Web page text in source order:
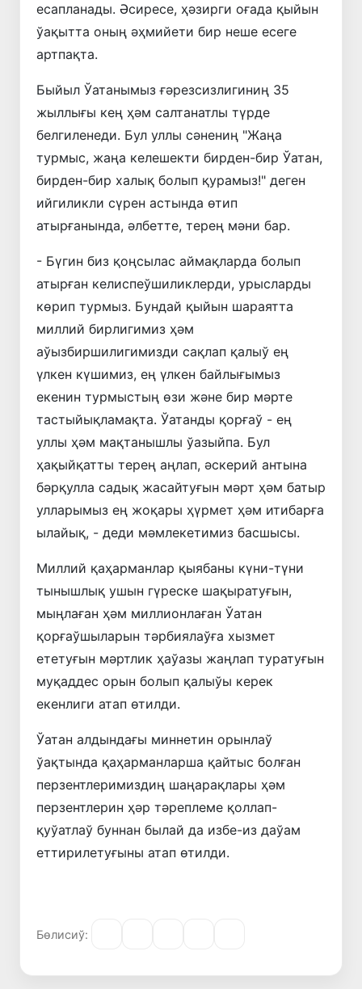
есапланады. Әсиресе, ҳәзирги оғада қыйын
ўақытта оның әҳмийети бир неше есеге
артпақта.
Быйыл Ўатанымыз ғәрезсизлигиниң 35
жыллығы кең ҳәм салтанатлы түрде
белгиленеди. Бул уллы сәнениң "Жаңа
турмыс, жаңа келешекти бирден-бир Ўатан,
бирден-бир халық болып қурамыз!" деген
ийгиликли сүрен астында өтип
атырғанында, әлбетте, терең мәни бар.
- Бүгин биз қоңсылас аймақларда болып
атырған келиспеўшиликлерди, урысларды
көрип турмыз. Бундай қыйын шараятта
миллий бирлигимиз ҳәм
аўызбиршилигимизди сақлап қалыў ең
үлкен күшимиз, ең үлкен байлығымыз
екенин турмыстың өзи және бир мәрте
тастыйықламақта. Ўатанды қорғаў - ең
уллы ҳәм мақтанышлы ўазыйпа. Бул
ҳақыйқатты терең аңлап, әскерий антына
бәрқулла садық жасайтуғын мәрт ҳәм батыр
улларымыз ең жоқары ҳүрмет ҳәм итибарға
ылайық, - деди мәмлекетимиз басшысы.
Миллий қаҳарманлар қыябаны күни-түни
тынышлық ушын гүреске шақыратуғын,
мыңлаған ҳәм миллионлаған Ўатан
қорғаўшыларын тәрбиялаўға хызмет
ететуғын мәртлик ҳаўазы жаңлап туратуғын
муқаддес орын болып қалыўы керек
екенлиги атап өтилди.
Ўатан алдындағы миннетин орынлаў
ўақтында қаҳарманларша қайтыс болған
перзентлеримиздиң шаңарақлары ҳәм
перзентлерин ҳәр тәреплеме қоллап-
қуўатлаў буннан былай да избе-из даўам
еттирилетуғыны атап өтилди.
Бөлисиў: